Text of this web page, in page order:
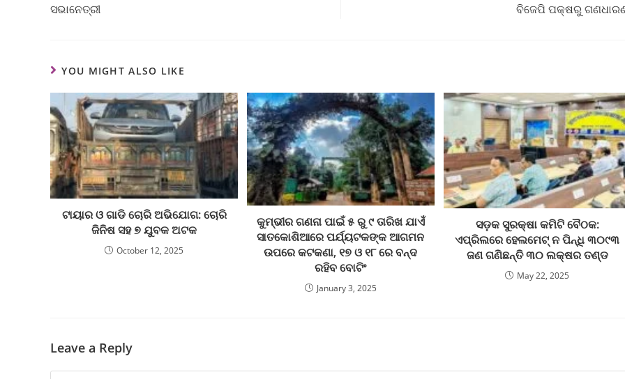
ସଭାନେତ୍ରୀ
ବିଜେପି ପକ୍ଷରୁ
YOU MIGHT ALSO LIKE
ଟାୟାର ଓ ଗାଡି ଚୋରି ଅଭିଯୋଗ: ଚୋରି
ଜିନିଷ ସହ ୭ ଯୁବକ ଅଟକ
October 12, 2025
କୁମ୍ଭୀର ଗଣନା ପାଇଁ ୫ ରୁ ୯ ତାରିଖ ଯାଏଁ
ସାତକୋଶିଆରେ ପର୍ଯ୍ୟଟକଙ୍କ ଆଗମନ
ଉପରେ କଟକଣା, ୧୭ ଓ ୧୮ ରେ ବନ୍ଦ
ରହିବ ବୋଟିଂ
January 3, 2025
ସଡ଼କ ସୁରକ୍ଷା କମିଟି ବୈଠକ:
ଏପ୍ରିଲରେ ହେଲମେଟ୍ ନ ପିନ୍ଧି ୩୦୯୩
ଜଣ ଗଣିଛନ୍ତି ୩୦ ଲକ୍ଷର ତଣ୍ଡ
May 22, 2025
Leave a Reply